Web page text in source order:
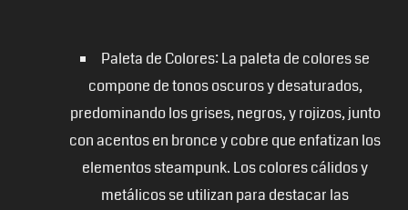
Paleta de Colores: La paleta de colores se
compone de tonos oscuros y desaturados,
predominando los grises, negros, y rojizos, junto
con acentos en bronce y cobre que enfatizan los
elementos steampunk. Los colores cálidos y
metálicos se utilizan para destacar las